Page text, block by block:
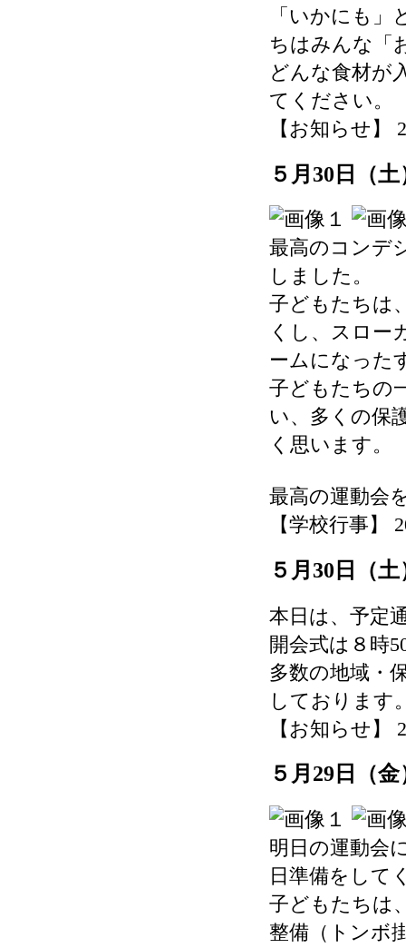
「いかにも
ちはみんな「
どんな食材が
てください。
【お知らせ】
５月30日（
最高のコンデ
しました。
子どもたちは
くし、スロー
ームになった
子どもたちの
い、多くの保
く思います。
最高の運動会
【学校行事】
５月30日（
本日は、予定
開会式は８時
多数の地域・
しております
【お知らせ】
５月29日（
明日の運動会
日準備をして
子どもたちは
整備（トンボ